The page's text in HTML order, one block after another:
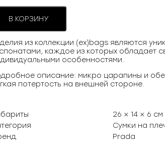
В КОРЗИНУ
из коллекции (ex)bags являются
каждое из которых обладает
особенностями.
описание: микро царапины и
потертость на внешней стороне.
26 × 14 × 6 см
Сумки на
Prada